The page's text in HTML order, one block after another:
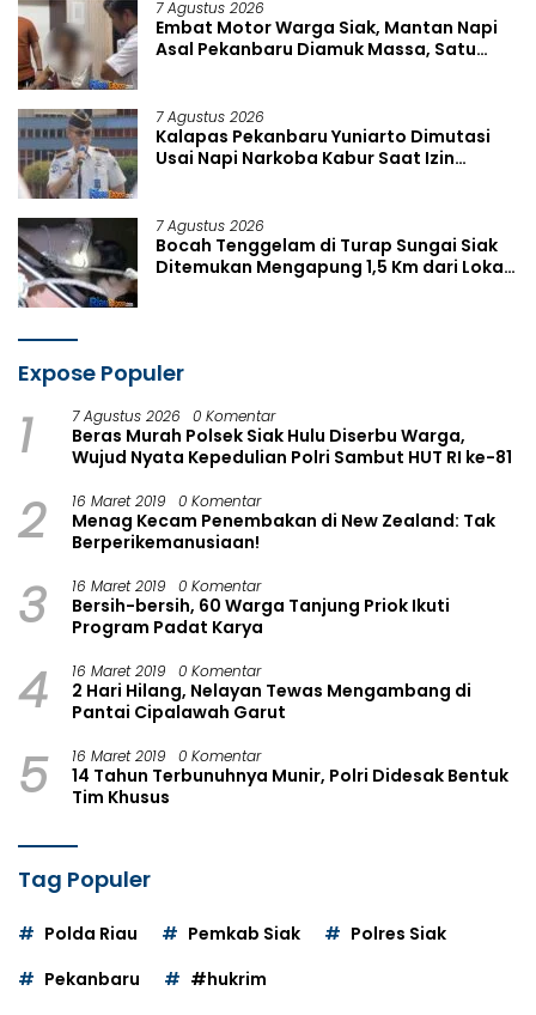
7 Agustus 2026
Embat Motor Warga Siak, Mantan Napi
Asal Pekanbaru Diamuk Massa, Satu
7 Agustus 2026
Kalapas Pekanbaru Yuniarto Dimutasi
Usai Napi Narkoba Kabur Saat Izin
7 Agustus 2026
Bocah Tenggelam di Turap Sungai Siak
Ditemukan Mengapung 1,5 Km dari Lokasi
Expose Populer
1 7 Agustus 2026 0 Komentar
Beras Murah Polsek Siak Hulu Diserbu Warga,
Wujud Nyata Kepedulian Polri Sambut HUT RI ke-81
2 16 Maret 2019 0 Komentar
Menag Kecam Penembakan di New Zealand: Tak
Berperikemanusiaan!
3 16 Maret 2019 0 Komentar
Bersih-bersih, 60 Warga Tanjung Priok Ikuti
Program Padat Karya
4 16 Maret 2019 0 Komentar
2 Hari Hilang, Nelayan Tewas Mengambang di
Pantai Cipalawah Garut
5 16 Maret 2019 0 Komentar
14 Tahun Terbunuhnya Munir, Polri Didesak Bentuk
Tim Khusus
Tag Populer
Polda Riau Pemkab Siak
Polres Siak
Pekanbaru
#hukrim